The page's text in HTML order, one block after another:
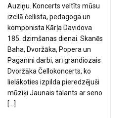
Auziņu. Koncerts veltīts mūsu
izcilā čellista, pedagoga un
komponista Kārļa Davidova
185. dzimšanas dienai. Skanēs
Baha, Dvoržāka, Popera un
Paganīni darbi, arī grandiozais
Dvoržāka Čellokoncerts, ko
lielākoties izpilda pieredzējuši
mūziķi.Jaunais talants ar seno
[…]